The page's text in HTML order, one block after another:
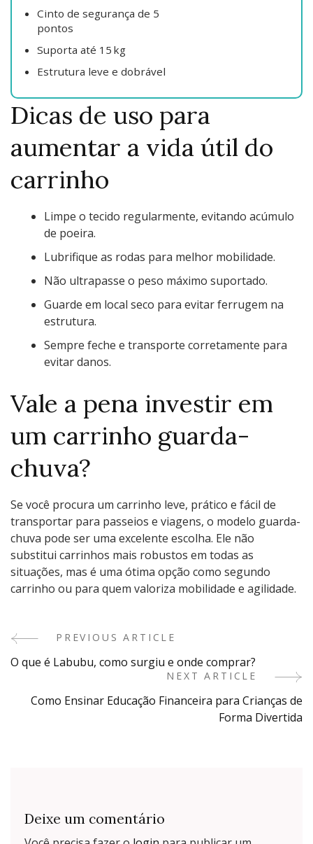
Cinto de segurança de 5
pontos
Suporta até 15 kg
Estrutura leve e dobrável
Dicas de uso para
aumentar a vida útil do
carrinho
Limpe o tecido regularmente, evitando acúmulo
de poeira.
Lubrifique as rodas para melhor mobilidade.
Não ultrapasse o peso máximo suportado.
Guarde em local seco para evitar ferrugem na
estrutura.
Sempre feche e transporte corretamente para
evitar danos.
Vale a pena investir em
um carrinho guarda-
chuva?
Se você procura um carrinho leve, prático e fácil de
transportar para passeios e viagens, o modelo guarda-
chuva pode ser uma excelente escolha. Ele não
substitui carrinhos mais robustos em todas as
situações, mas é uma ótima opção como segundo
carrinho ou para quem valoriza mobilidade e agilidade.
Post
Navigation
PREVIOUS ARTICLE
O que é Labubu, como surgiu e onde comprar?
NEXT ARTICLE
Como Ensinar Educação Financeira para Crianças de
Forma Divertida
Deixe um comentário